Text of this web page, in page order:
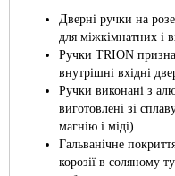
Дверні ручки на
для міжкімнатних і
Ручки TRION
внутрішні вхідні
Ручки виконані з
виготовлені зі
магнію і міді).
Гальванічне
корозії в соляному